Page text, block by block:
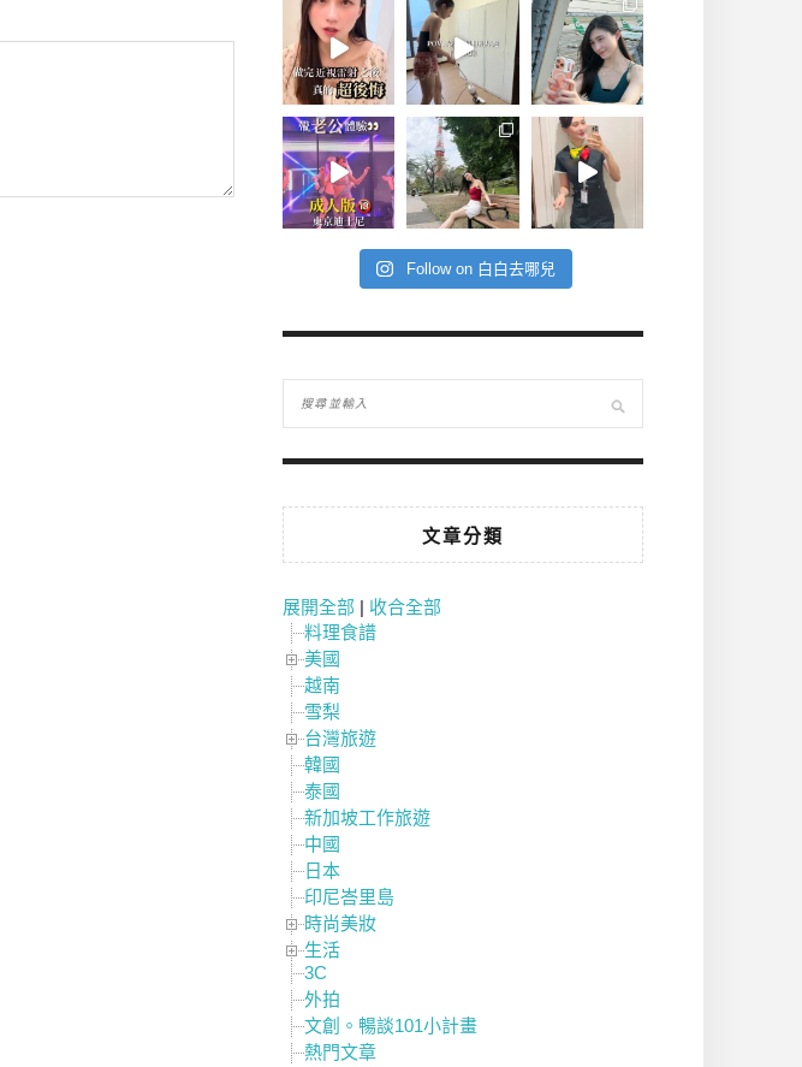
Follow on 白白去哪兒
文章分類
展開全部 | 收合全部
料理食譜
美國
越南
雪梨
台灣旅遊
韓國
泰國
新加坡工作旅遊
中國
日本
印尼峇里島
時尚美妝
生活
3C
外拍
文創。暢談101小計畫
熱門文章